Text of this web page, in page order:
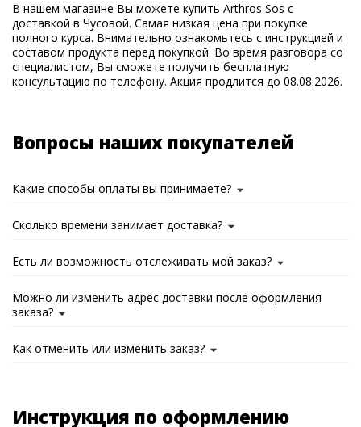
В нашем магазине Вы можете купить Arthros Sos с
доставкой в Чусовой. Самая низкая цена при покупке
полного курса. Внимательно ознакомьтесь с инструкцией и
составом продукта перед покупкой. Во время разговора со
специалистом, Вы сможете получить бесплатную
консультацию по телефону. Акция продлится до 08.08.2026.
Вопросы наших покупателей
Какие способы оплаты вы принимаете?
Сколько времени занимает доставка?
Есть ли возможность отслеживать мой заказ?
Можно ли изменить адрес доставки после оформления
заказа?
Как отменить или изменить заказ?
Инструкция по оформлению